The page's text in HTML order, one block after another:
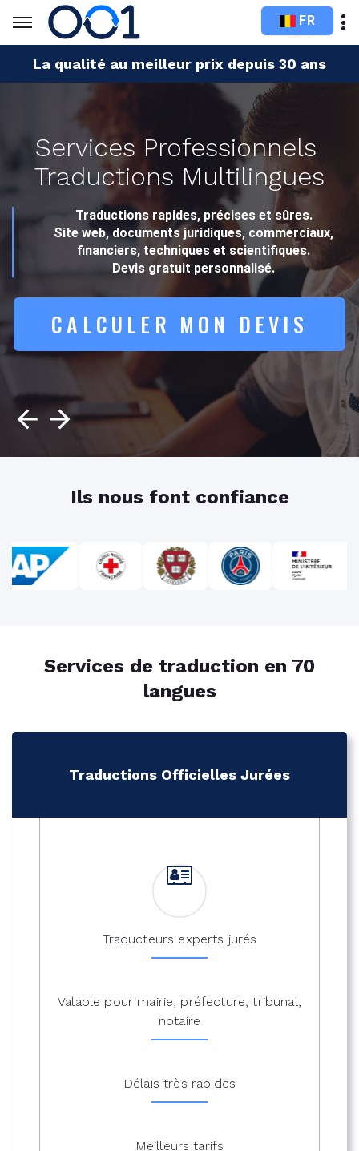
FR
La qualité au meilleur prix depuis 30 ans
Services Professionnels
Traductions Multilingues
Traductions rapides, précises et sûres.
Site web, documents juridiques, commerciaux,
financiers, techniques et scientifiques.
Devis gratuit personnalisé.
CALCULER MON DEVIS
Ils nous font confiance
Services de traduction en 70
langues
Traductions Officielles Jurées
Traducteurs experts jurés
Valable pour mairie, préfecture, tribunal,
notaire
Délais très rapides
Meilleurs tarifs